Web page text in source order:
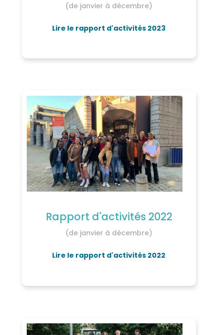
(de janvier à décembre)
Lire le rapport d'activités 2023
Rapport d'activités 2022
(de janvier à décembre)
Lire le rapport d'activités 2022